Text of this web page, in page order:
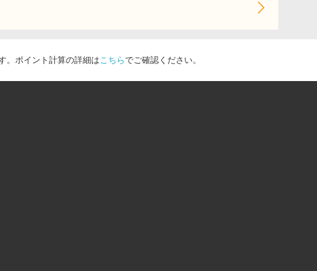
。ポイント計算の詳細はこちらでご確認ください。